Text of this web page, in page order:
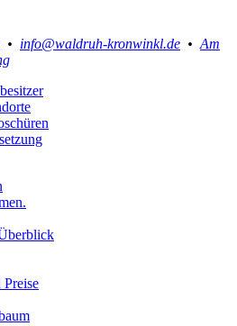
• info@waldruh-kronwinkl.de • Am